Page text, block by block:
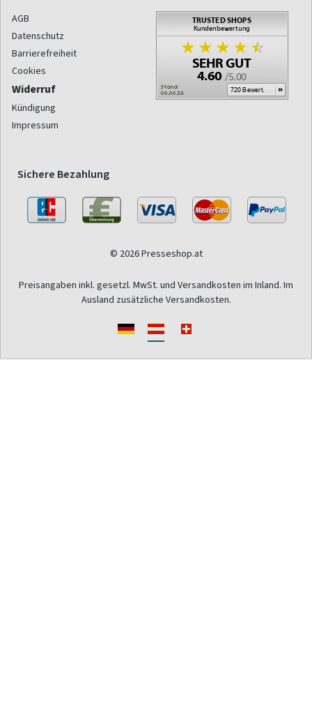
AGB
Datenschutz
Barrierefreiheit
Cookies
Widerruf
Kündigung
Impressum
Sichere Bezahlung
© 2026 Presseshop.at
Preisangaben inkl. gesetzl. MwSt. und Versandkosten im Inland. Im
Ausland zusätzliche Versandkosten.